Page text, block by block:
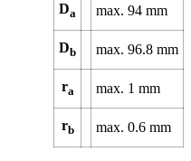
Da max. 94 mm
Db max. 96.8 mm
ra max. 1 mm
rb max. 0.6 mm